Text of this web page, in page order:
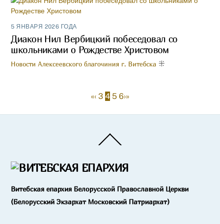
5 ЯНВАРЯ 2026 ГОДА
Диакон Нил Вербицкий побеседовал со
школьниками о Рождестве Христовом
Новости Алексеевского благочиния г. Витебска
«‹ 3 4 5 6›»
To
Витебская епархия Белорусской Православной Церкви
(Белорусский Экзархат Московский Патриархат)